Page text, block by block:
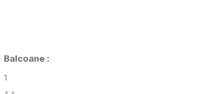
Balcoane :
1